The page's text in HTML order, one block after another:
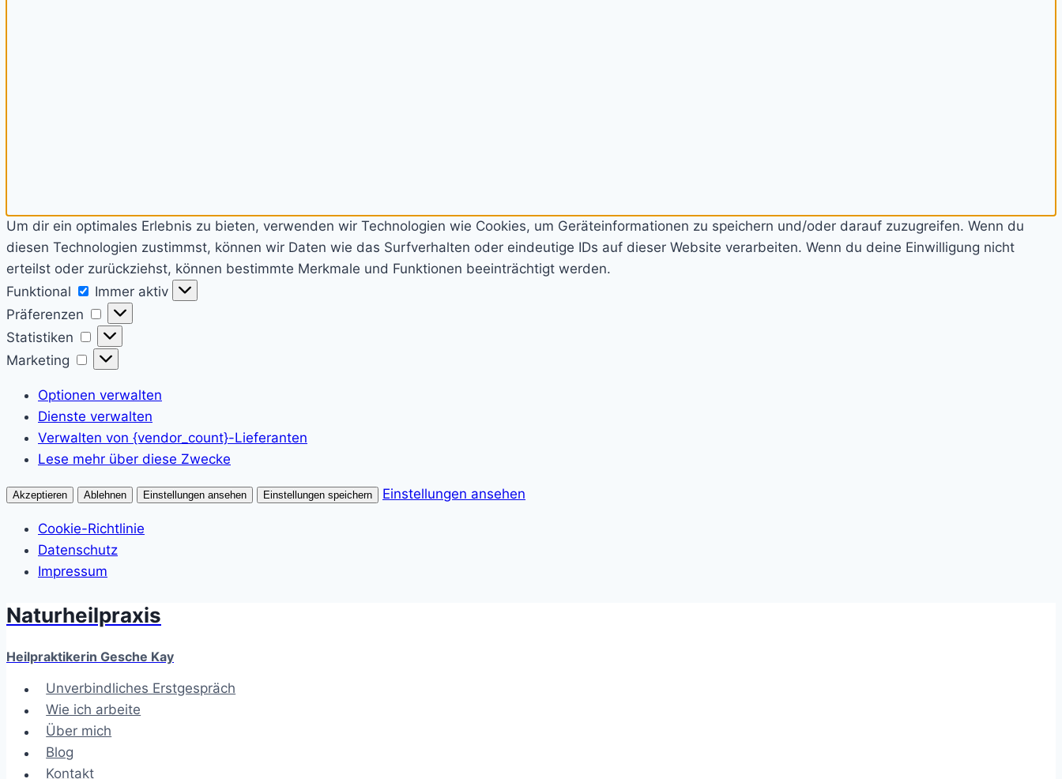
Um dir ein optimales Erlebnis zu bieten, verwenden wir Technologien wie Cookies, um Geräteinformationen zu speichern und/oder darauf zuzugreifen. Wenn du
diesen Technologien zustimmst, können wir Daten wie das Surfverhalten oder eindeutige IDs auf dieser Website verarbeiten. Wenn du deine Einwilligung nicht
erteilst oder zurückziehst, können bestimmte Merkmale und Funktionen beeinträchtigt werden.
Funktional
Funktional
Immer aktiv
Präferenzen
Präferenzen
Statistiken
Statistiken
Marketing
Marketing
Optionen verwalten
Dienste verwalten
Verwalten von {vendor_count}-Lieferanten
Lese mehr über diese Zwecke
Akzeptieren Ablehnen Einstellungen ansehen Einstellungen speichern Einstellungen ansehen
Cookie-Richtlinie
Datenschutz
Impressum
Zum
springen
Naturheilpraxis
Heilpraktikerin Gesche Kay
Unverbindliches Erstgespräch
Wie ich arbeite
Über mich
Blog
Kontakt